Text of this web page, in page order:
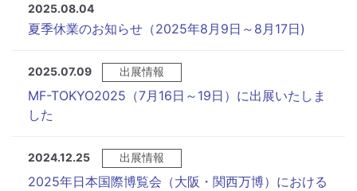
2025.08.04
夏季休業のお知らせ（2025年8月9日～8月17日)
2025.07.09 出展情報
MF-TOKYO2025（7月16日～19日）に出展いたしま
した
2024.12.25 出展情報
2025年日本国際博覧会（大阪・関西万博）における